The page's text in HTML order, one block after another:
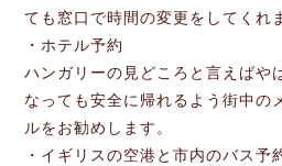
ても窓口で時間の変更をしてくれ
・ホテル予約
ハンガリーの見どころと言えばや
なっても安全に帰れるよう街中の
ルをお勧めします。
・イギリスの空港と市内のバス予